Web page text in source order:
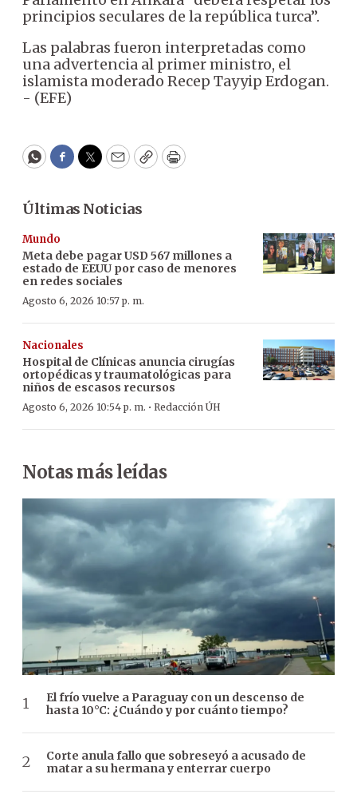
principios seculares de la república turca”.
Las palabras fueron interpretadas como
una advertencia al primer ministro, el
islamista moderado Recep Tayyip Erdogan.
- (EFE)
WhatsApp
Facebook
Twitter
EmailCopyPrint
Últimas Noticias
Mundo
Meta debe pagar USD 567 millones a
estado de EEUU por caso de menores
en redes sociales
Agosto 6, 2026 10:57 p. m.
Nacionales
Hospital de Clínicas anuncia cirugías
ortopédicas y traumatológicas para
niños de escasos recursos
Agosto 6, 2026 10:54 p. m. · Redacción ÚH
Notas más leídas
El frío vuelve a Paraguay con un descenso de
hasta 10°C: ¿Cuándo y por cuánto tiempo?
Corte anula fallo que sobreseyó a acusado de
matar a su hermana y enterrar cuerpo